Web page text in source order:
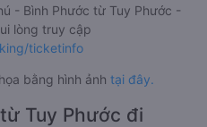
- Bình Phước từ Tuy Phước -
lòng truy cập
ticketinfo
bằng hình ảnh tại đây.
Tuy Phước đi